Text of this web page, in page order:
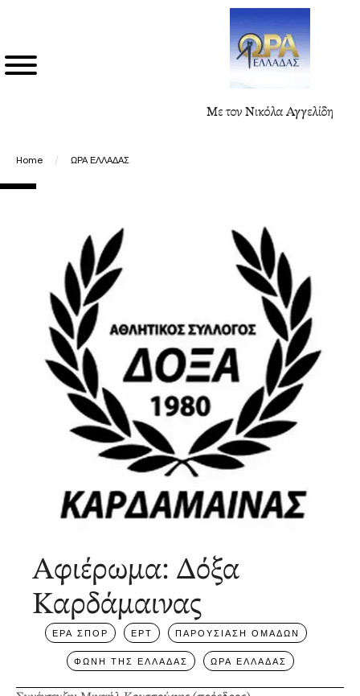
Με τον Νικόλα Αγγελίδη
Home / ΩΡΑ ΕΛΛΑΔΑΣ
Αφιέρωμα: Δόξα
Καρδάμαινας
ΕΡΑ ΣΠΟΡ ΕΡΤ ΠΑΡΟΥΣΙΑΣΗ ΟΜΑΔΩΝ
ΦΩΝΗ ΤΗΣ ΕΛΛΑΔΑΣ ΩΡΑ ΕΛΛΑΔΑΣ